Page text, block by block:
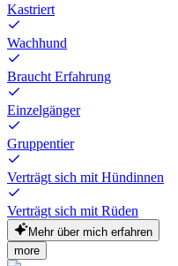
Kastriert
Wachhund
Braucht Erfahrung
Einzelgänger
Gruppentier
Verträgt sich mit Hündinnen
Verträgt sich mit Rüden
Mehr über mich erfahren
more